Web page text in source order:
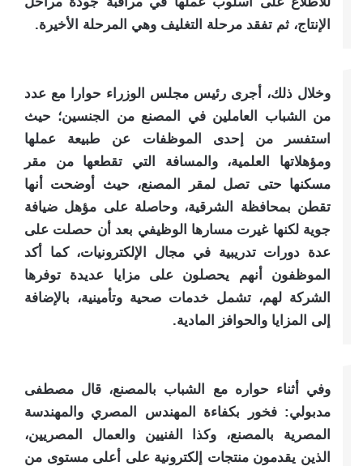
الإنتاج، ثم تفقد مرحلة التغليف وهي المرحلة الأخيرة.
وخلال ذلك، أجرى رئيس مجلس الوزراء حوارا مع عدد
من الشباب العاملين في المصنع من الجنسين؛ حيث
استفسر من إحدى الموظفات عن طبيعة عملها
ومؤهلاتها العلمية، والمسافة التي تقطعها من مقر
مسكنها حتى تصل لمقر المصنع، حيث أوضحت أنها
تقطن بمحافظة الشرقية، وحاصلة على مؤهل ضيافة
جوية لكنها غيرت مسارها الوظيفي بعد أن حصلت على
عدة دورات تدريبية في مجال الإلكترونيات، كما أكد
الموظفون أنهم يحصلون على مزايا عديدة توفرها
الشركة لهم، تشمل خدمات صحية وتأمينية، بالإضافة
إلى المزايا والحوافز المادية.
وفي أثناء حواره مع الشباب بالمصنع، قال مصطفى
مدبولي: فخور بكفاءة المهندس المصري والمهندسة
المصرية بالمصنع، وكذا الفنيين والعمال المصريين،
الذين يقدمون منتجات إلكترونية على أعلى مستوى من